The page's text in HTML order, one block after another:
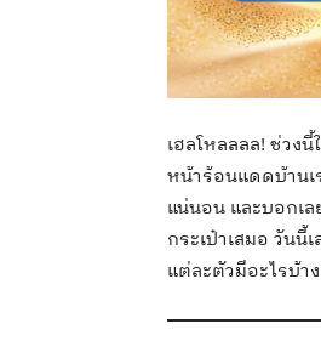
เฮลโหลลลล! ช่วง
หน้าร้อนแดดบ้านเ
แน่นอน และบอกเ
กระเป๋าเสมอ วันนี้
แต่ละตัวมีอะไรบ้า